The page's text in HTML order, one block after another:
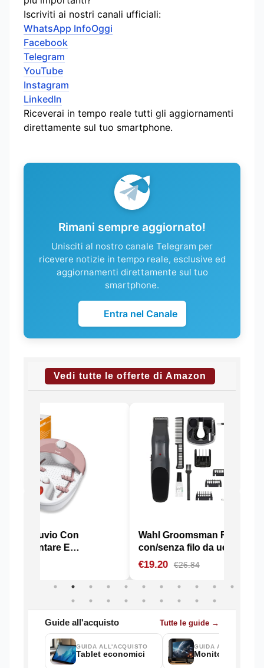
Iscriviti ai nostri canali ufficiali:
WhatsApp InfoOggi
Facebook
Telegram
YouTube
Instagram
LinkedIn
Riceverai in tempo reale tutti gli aggiornamenti
direttamente sul tuo smartphone.
Rimani sempre aggiornato!
Unisciti al nostro canale Telegram per
ricevere notizie in tempo reale, esclusive ed
aggiornamenti direttamente sul tuo
smartphone.
Entra nel Canale